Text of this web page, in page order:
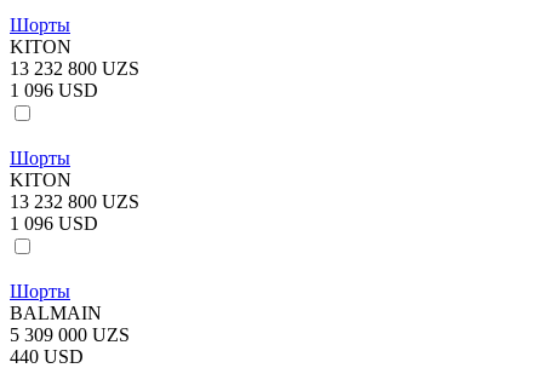
Шорты
KITON
13 232 800 UZS
1 096 USD
Шорты
KITON
13 232 800 UZS
1 096 USD
Шорты
BALMAIN
5 309 000 UZS
440 USD